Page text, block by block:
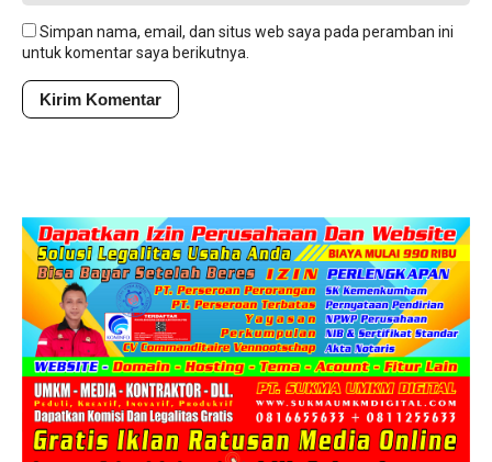
Simpan nama, email, dan situs web saya pada peramban ini
untuk komentar saya berikutnya.